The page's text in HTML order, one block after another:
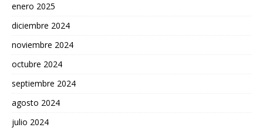
enero 2025
diciembre 2024
noviembre 2024
octubre 2024
septiembre 2024
agosto 2024
julio 2024